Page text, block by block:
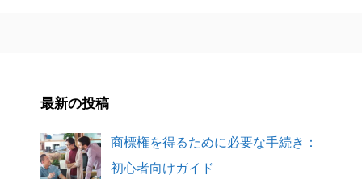
最新の投稿
商標権を得るために必要な手続き：
初心者向けガイド